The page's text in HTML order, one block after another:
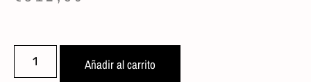
Añadir al carrito